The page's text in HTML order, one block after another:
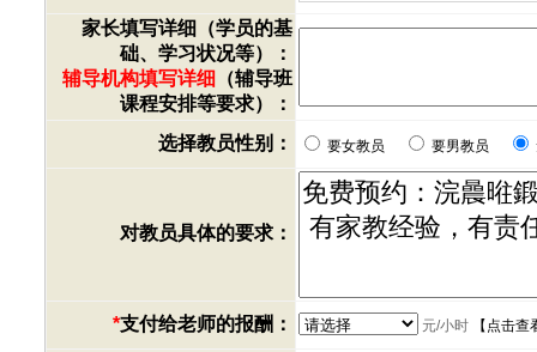
家长填写详细（学员的基
础、学习状况等）：
辅导机构填写详细 （辅导班
课程安排等要求）：
选择教员性别：
要女教员 要男教员
对教员具体的要求：
*支付给老师的报酬： 元/小时【 点击查